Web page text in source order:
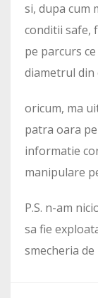
si, dupa cum
conditii safe,
pe parcurs
diametrul din
oricum, ma
patra oara
informatie
manipulare
P.S. n-am
sa fie
smecheria de